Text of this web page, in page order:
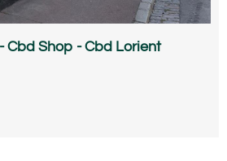
Cbd Shop - Cbd Lorient